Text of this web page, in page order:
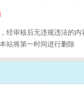
经审核后无违规违法的
站将第一时间进行删除